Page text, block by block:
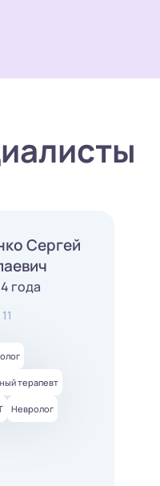
Сергей
года
терапевт
Невролог